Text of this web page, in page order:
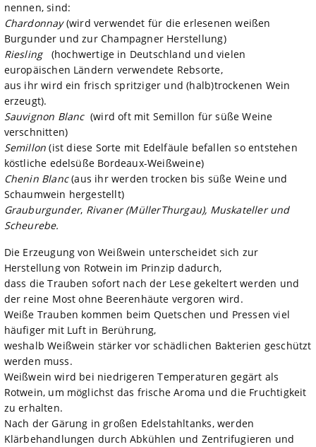
nennen, sind:
Chardonnay(wird verwendet für die erlesenen weißen
Burgunder und zur Champagner Herstellung)
Riesling
(hochwertige in Deutschland und vielen
europäischen Ländern verwendete Rebsorte,
aus ihr wird ein frisch spritziger und (halb)trockenen Wein
erzeugt).
Sauvignon Blanc (wird oft mit Semillon für süße Weine
verschnitten)
Semillon (ist diese Sorte mit Edelfäule befallen so entstehen
köstliche edelsüße Bordeaux-Weißweine)
Chenin Blanc(aus ihr werden trocken bis süße Weine und
Schaumwein hergestellt)
Grauburgunder, Rivaner (MüllerThurgau), Muskateller und
Scheurebe.
Die Erzeugung von Weißwein unterscheidet sich zur
Herstellung von Rotwein im Prinzip dadurch,
dass die Trauben sofort nach der Lese gekeltert werden und
der reine Most ohne Beerenhäute vergoren wird.
Weiße Trauben kommen beim Quetschen und Pressen viel
häufiger mit Luft in Berührung,
weshalb Weißwein stärker vor schädlichen Bakterien geschützt
werden muss.
Weißwein wird bei niedrigeren Temperaturen gegärt als
Rotwein, um möglichst das frische Aroma und die Fruchtigkeit
zu erhalten.
Nach der Gärung in großen Edelstahltanks, werden
Klärbehandlungen durch Abkühlen und Zentrifugieren und